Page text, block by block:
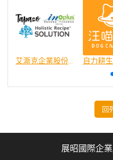
回
展昭國際企